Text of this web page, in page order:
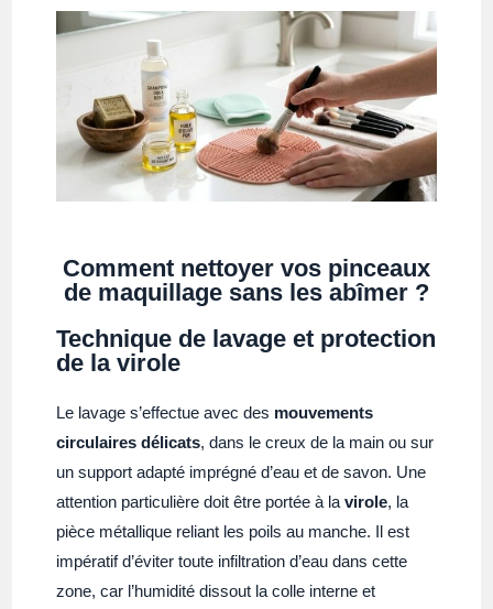
Comment nettoyer vos pinceaux
de maquillage sans les abîmer ?
Technique de lavage et protection
de la virole
Le lavage s’effectue avec des mouvements
circulaires délicats, dans le creux de la main ou sur
un support adapté imprégné d’eau et de savon. Une
attention particulière doit être portée à lavirole, la
pièce métallique reliant les poils au manche. Il est
impératif d’éviter toute infiltration d’eau dans cette
zone, car l’humidité dissout la colle interne et